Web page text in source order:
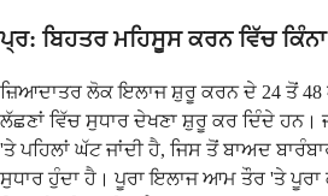
ਪ੍ਰ: ਬਿਹਤਰ ਮਹਿਸੂਸ ਕਰਨ ਵਿੱਚ
ਜ਼ਿਆਦਾਤਰ ਲੋਕ ਇਲਾਜ ਸ਼ੁਰੂ ਕਰਨ ਦੇ 24 ਤੋਂ
ਲੱਛਣਾਂ ਵਿੱਚ ਸੁਧਾਰ ਦੇਖਣਾ ਸ਼ੁਰੂ ਕਰ ਦਿੰਦੇ
'ਤੇ ਪਹਿਲਾਂ ਘੱਟ ਜਾਂਦੀ ਹੈ, ਜਿਸ ਤੋਂ ਬਾਅਦ
ਸੁਧਾਰ ਹੁੰਦਾ ਹੈ। ਪੂਰਾ ਇਲਾਜ ਆਮ ਤੌਰ 'ਤੇ